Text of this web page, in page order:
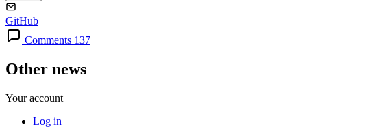
GitHub
Comments 137
Other news
Your account
Log in